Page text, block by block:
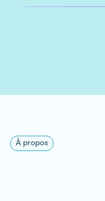
À propos